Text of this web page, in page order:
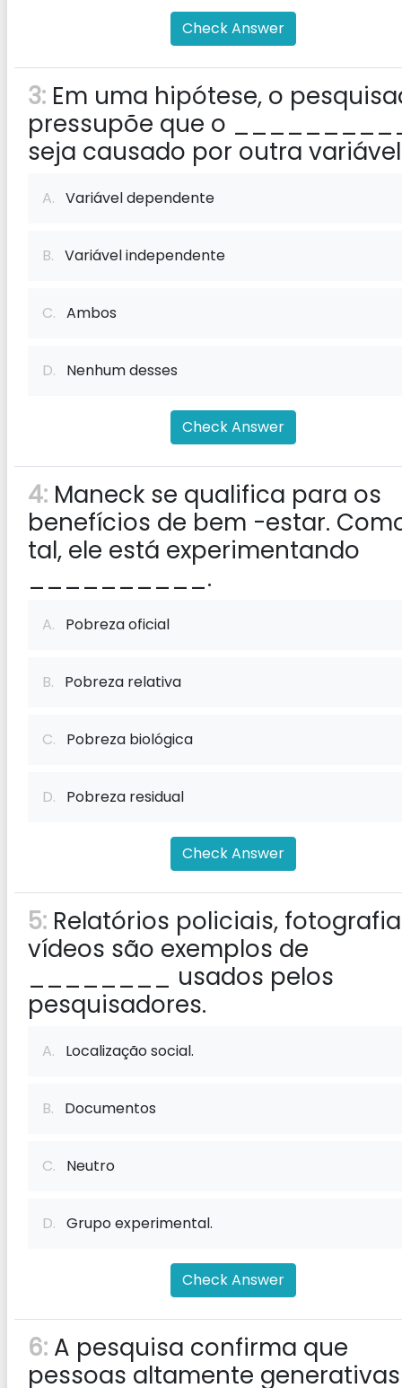
Check Answer
3: Em uma hipótese, o
pressupõe que o
seja causado por outra
A. Variável dependente
B. Variável independente
C. Ambos
D. Nenhum desses
Check Answer
4: Maneck se qualifica para os
benefícios de bem -estar.
tal, ele está experimentando
__________.
A. Pobreza oficial
B. Pobreza relativa
C. Pobreza biológica
D. Pobreza residual
Check Answer
5: Relatórios policiais,
vídeos são exemplos de
________ usados ​​pelos
pesquisadores.
A. Localização social.
B. Documentos
C. Neutro
D. Grupo experimental.
Check Answer
6: A pesquisa confirma que
pessoas altamente generativas